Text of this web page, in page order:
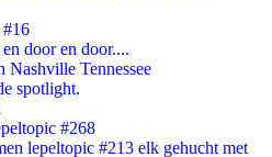
#16
door en door....
Nashville Tennessee
spotlight.
#268
lepeltopic #213 elk gehucht met